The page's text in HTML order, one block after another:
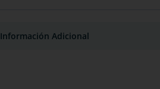
Información Adicional